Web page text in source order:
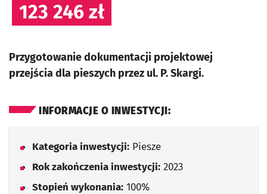
123 246 zł
Przygotowanie dokumentacji projektowej
przejścia dla pieszych przez ul. P. Skargi.
INFORMACJE O INWESTYCJI:
Kategoria inwestycji: Piesze
Rok zakończenia inwestycji: 2023
Stopień wykonania: 100%